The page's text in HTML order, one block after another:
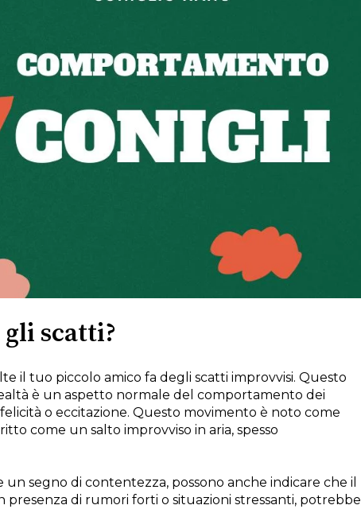
scatti?
il tuo piccolo amico fa degli scatti improvvisi. Questo
è un aspetto normale del comportamento dei
o eccitazione. Questo movimento è noto come
come un salto improvviso in aria, spesso
segno di contentezza, possono anche indicare che il
presenza di rumori forti o situazioni stressanti, potrebbe